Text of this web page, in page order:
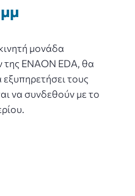
μονάδα
ENAON EDA, θα
εξυπηρετήσει τους
να συνδεθούν με το